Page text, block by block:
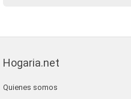
lunallar
blaneshouse s.l.
Hogaria.net
Quienes somos